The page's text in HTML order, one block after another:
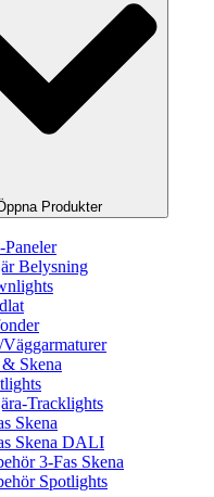
Produkter
Paneler
Belysning
Skena
Tracklights
Skena
Skena DALI
3-Fas Skena
Spotlights